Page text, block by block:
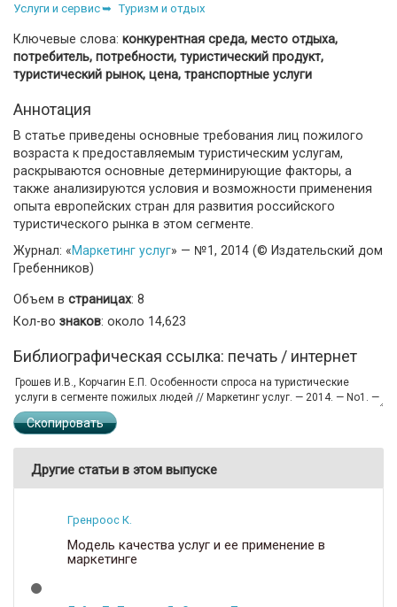
Услуги и сервис
Туризм и отдых
Ключевые слова: конкурентная среда, место отдыха,
потребитель, потребности, туристический продукт,
туристический рынок, цена, транспортные услуги
Аннотация
В статье приведены основные требования лиц пожилого
возраста к предоставляемым туристическим услугам,
раскрываются основные детерминирующие факторы, а
также анализируются условия и возможности применения
опыта европейских стран для развития российского
туристического рынка в этом сегменте.
Журнал: «Маркетинг услуг» — №1, 2014 (© Издательский дом
Гребенников)
Объем в страницах: 8
Кол-во знаков: около 14,623
Библиографическая ссылка: печать / интернет
Скопировать
Другие статьи в этом выпуске
Гренроос К.
Модель качества услуг и ее применение в
маркетинге